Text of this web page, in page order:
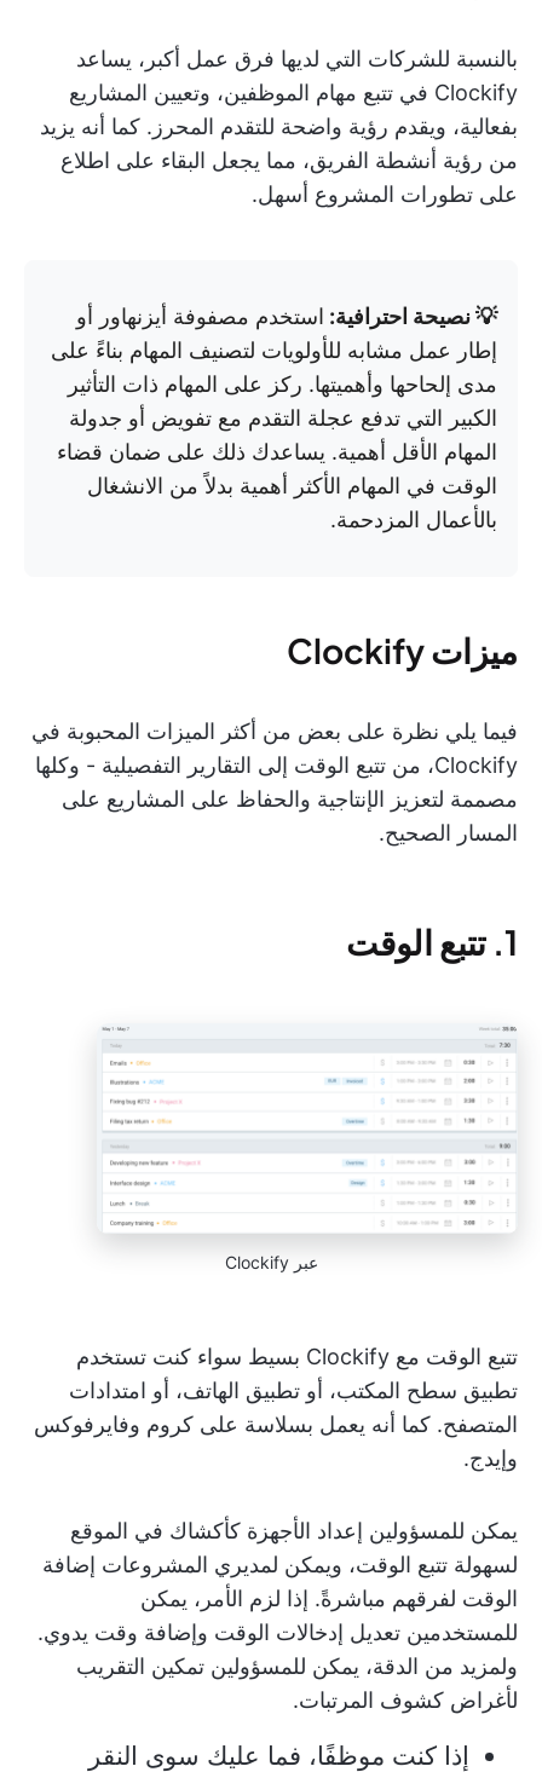
بالنسبة للشركات التي لديها فرق عمل أكبر، يساعد
Clockify في تتبع مهام الموظفين، وتعيين المشاريع
بفعالية، ويقدم رؤية واضحة للتقدم المحرز. كما أنه يزيد
من رؤية أنشطة الفريق، مما يجعل البقاء على اطلاع
على تطورات المشروع أسهل.
💡 نصيحة احترافية: استخدم مصفوفة أيزنهاور أو
إطار عمل مشابه للأولويات لتصنيف المهام بناءً على
مدى إلحاحها وأهميتها. ركز على المهام ذات التأثير
الكبير التي تدفع عجلة التقدم مع تفويض أو جدولة
المهام الأقل أهمية. يساعدك ذلك على ضمان قضاء
الوقت في المهام الأكثر أهمية بدلاً من الانشغال
بالأعمال المزدحمة.
ميزات Clockify
فيما يلي نظرة على بعض من أكثر الميزات المحبوبة في
Clockify، من تتبع الوقت إلى التقارير التفصيلية - وكلها
مصممة لتعزيز الإنتاجية والحفاظ على المشاريع على
المسار الصحيح.
1. تتبع الوقت
عبر Clockify
تتبع الوقت مع Clockify بسيط سواء كنت تستخدم
تطبيق سطح المكتب، أو تطبيق الهاتف، أو امتدادات
المتصفح. كما أنه يعمل بسلاسة على كروم وفايرفوكس
وإيدج.
يمكن للمسؤولين إعداد الأجهزة كأكشاك في الموقع
لسهولة تتبع الوقت، ويمكن لمديري المشروعات إضافة
الوقت لفرقهم مباشرةً. إذا لزم الأمر، يمكن
للمستخدمين تعديل إدخالات الوقت وإضافة وقت يدوي.
ولمزيد من الدقة، يمكن للمسؤولين تمكين التقريب
لأغراض كشوف المرتبات.
إذا كنت موظفًا، فما عليك سوى النقر